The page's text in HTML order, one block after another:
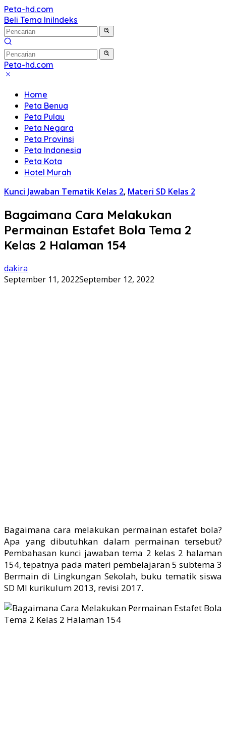
Langsung
ke
konten
Peta-hd.com
Kumpulan
Gambar
Peta
HD
Beli Tema IniIndeks
Peta-hd.com
Kumpulan
Peta
HD
Home
Peta Benua
Peta Pulau
Peta Negara
Peta Provinsi
Peta Indonesia
Peta Kota
Hotel Murah
Kunci Jawaban Tematik Kelas 2, Materi SD Kelas 2
Bagaimana Cara Melakukan
Permainan Estafet Bola Tema 2
Kelas 2 Halaman 154
dakira
September 11, 2022September 12, 2022
Bagaimana cara melakukan permainan estafet bola?
Apa yang dibutuhkan dalam permainan tersebut?
Pembahasan kunci jawaban tema 2 kelas 2 halaman
154, tepatnya pada materi pembelajaran 5 subtema 3
Bermain di Lingkungan Sekolah, buku tematik siswa
SD MI kurikulum 2013, revisi 2017.